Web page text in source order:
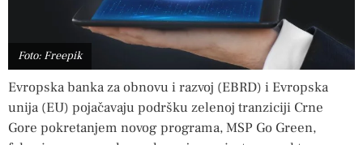
Foto: Freepik
Evropska banka za obnovu i razvoj (EBRD) i Evropska
unija (EU) pojačavaju podršku zelenoj tranziciji Crne
Gore pokretanjem novog programa, MSP Go Green,